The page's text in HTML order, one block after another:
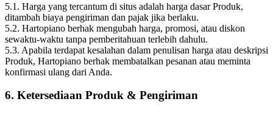
5.1. Harga yang tercantum di situs adalah harga dasar Produk,
ditambah biaya pengiriman dan pajak jika berlaku.
5.2. Hartopiano berhak mengubah harga, promosi, atau diskon
sewaktu-waktu tanpa pemberitahuan terlebih dahulu.
5.3. Apabila terdapat kesalahan dalam penulisan harga atau deskripsi
Produk, Hartopiano berhak membatalkan pesanan atau meminta
konfirmasi ulang dari Anda.
6. Ketersediaan Produk & Pengiriman